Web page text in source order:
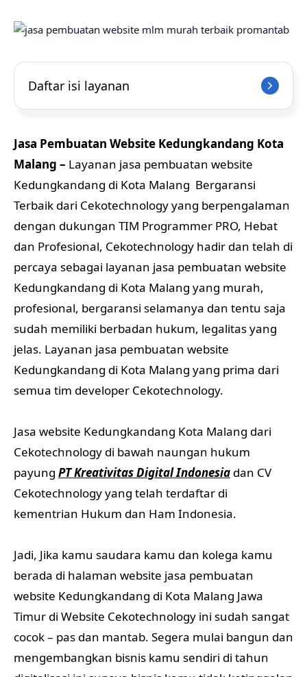
Daftar isi layanan
Jasa Pembuatan Website Kedungkandang Kota
Malang – Layanan jasa pembuatan website
Kedungkandang di Kota Malang Bergaransi
Terbaik dari Cekotechnology yang berpengalaman
dengan dukungan TIM Programmer PRO, Hebat
dan Profesional, Cekotechnology hadir dan telah di
percaya sebagai layanan jasa pembuatan website
Kedungkandang di Kota Malang yang murah,
profesional, bergaransi selamanya dan tentu saja
sudah memiliki berbadan hukum, legalitas yang
jelas. Layanan jasa pembuatan website
Kedungkandang di Kota Malang yang prima dari
semua tim developer Cekotechnology.
Jasa website Kedungkandang Kota Malang dari
Cekotechnology di bawah naungan hukum
payung PT Kreativitas Digital Indonesia dan CV
Cekotechnology yang telah terdaftar di
kementrian Hukum dan Ham Indonesia.
Jadi, Jika kamu saudara kamu dan kolega kamu
berada di halaman website jasa pembuatan
website Kedungkandang di Kota Malang Jawa
Timur di Website Cekotechnology ini sudah sangat
cocok – pas dan mantab. Segera mulai bangun dan
mengembangkan bisnis kamu sendiri di tahun